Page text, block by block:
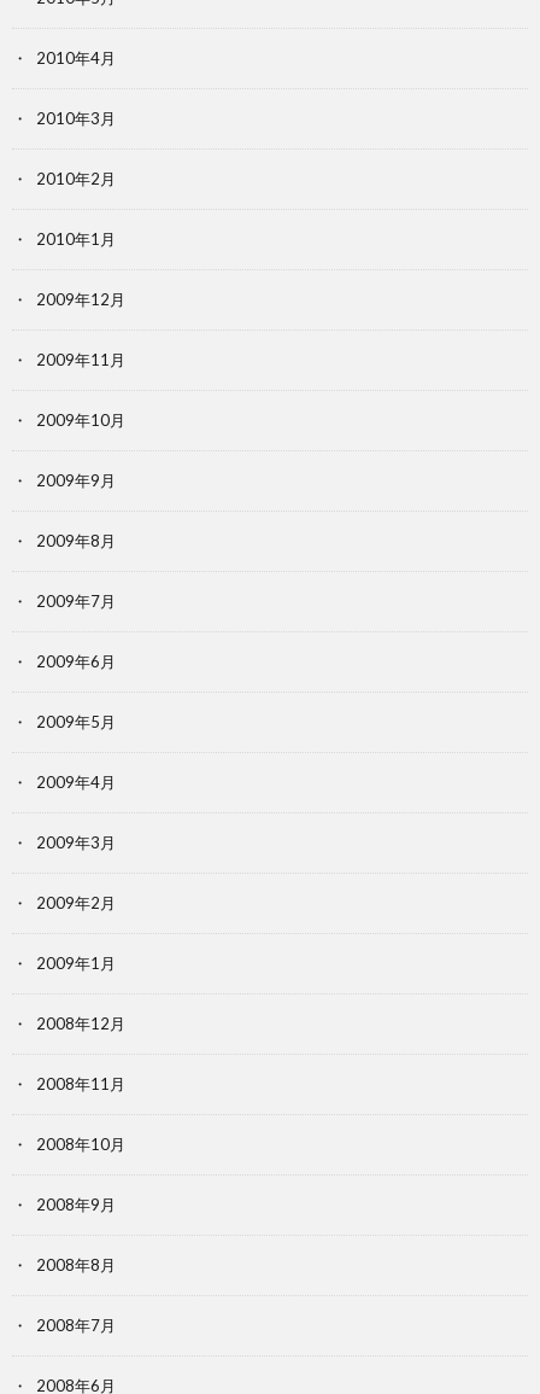
2010年4月
2010年3月
2010年2月
2010年1月
2009年12月
2009年11月
2009年10月
2009年9月
2009年8月
2009年7月
2009年6月
2009年5月
2009年4月
2009年3月
2009年2月
2009年1月
2008年12月
2008年11月
2008年10月
2008年9月
2008年8月
2008年7月
2008年6月